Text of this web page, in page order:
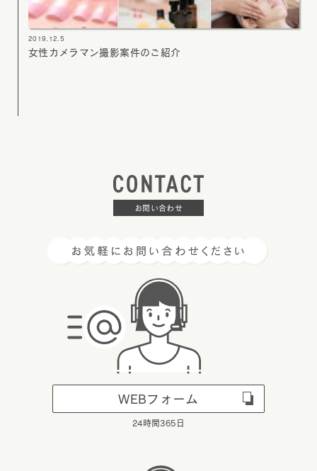
2019.12.5
女性カメラマン撮影案件のご紹介
お問い合わせ
WEBフォーム
24時間365日